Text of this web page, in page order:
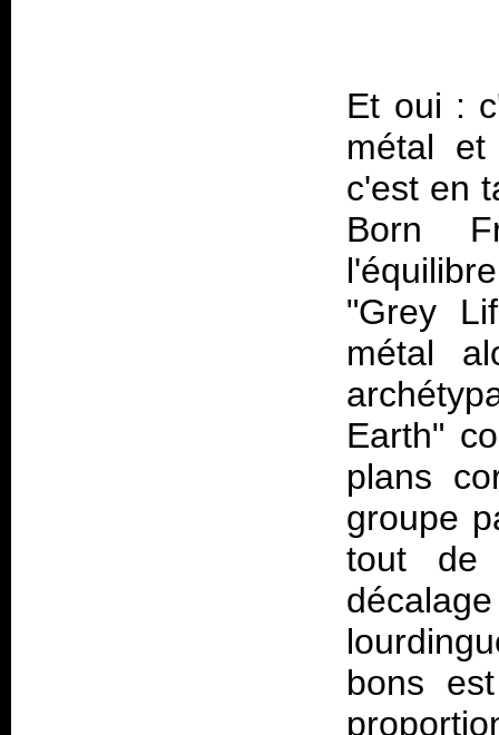
Et oui :
métal
c'est en
Born
"Grey
métal
Earth"
plans
groupe
tout de
bons